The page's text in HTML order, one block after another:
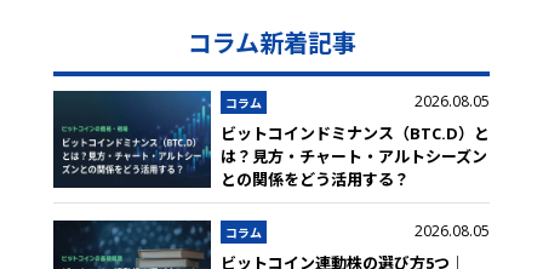
コラム新着記事
コラム 2026.08.05
ビットコインドミナンス（BTC.D）と
は？見方・チャート・アルトシーズン
との関係をどう活用する？
コラム 2026.08.05
ビットコイン連動株の選び方5つ｜